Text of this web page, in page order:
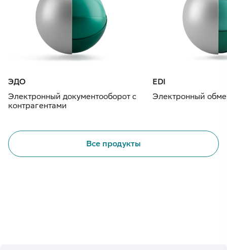
ЭДО
Электронный документооборот с
контрагентами
EDI
Электронный
Все продукты